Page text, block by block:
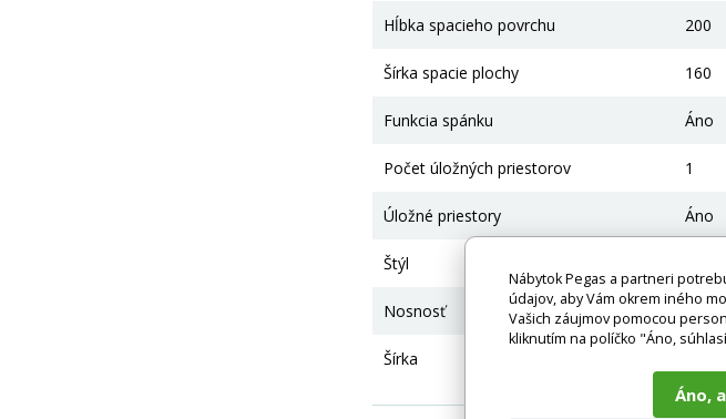
Hĺbka spacieho povrchu 200
Šírka spacie plochy 160
Funkcia spánku Áno
Počet úložných priestorov 1
Úložné priestory Áno
Štýl
Nosnosť 250
Šírka
Nábytok Pegas a partneri
údajov, aby Vám okrem iného
Vašich záujmov pomocou
kliknutím na políčko "Áno,
Áno,